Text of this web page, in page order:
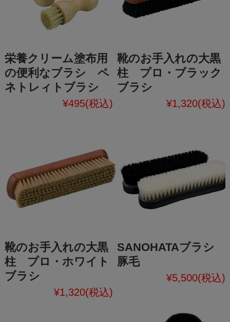
栄養クリーム塗布用
の便利なブラシ ペ
ネトレィトブラシ
¥495(税込)
靴のお手入れの大黒
柱 プロ・ブラック
ブラシ
¥1,320(税込)
靴のお手入れの大黒
柱 プロ・ホワイト
ブラシ
¥1,320(税込)
SANOHATAブラシ
豚毛
¥5,500(税込)